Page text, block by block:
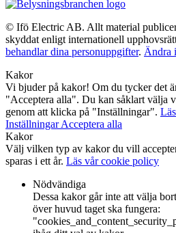
© Ifö Electric AB. Allt material
skyddat enligt internationell
behandlar dina personuppgifter. Ändra
Kakor
Vi bjuder på kakor! Om du tycker det
"Acceptera alla". Du kan såklart välja
genom att klicka på "Inställningar".
InställningarAcceptera alla
Kakor
Välj vilken typ av kakor du vill
sparas i ett år. Läs vår cookie policy
Nödvändiga
Dessa kakor går inte att välja
över huvud taget ska fungera: